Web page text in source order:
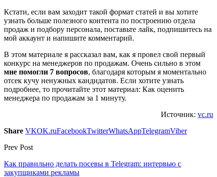
Кстати, если вам заходит такой формат статей и вы хотите
узнать больше полезного контента по построению отдела
продаж и подбору персонала, поставьте лайк, подпишитесь на
мой аккаунт и напишите комментарий.
В этом материале я рассказал вам, как я провел свой первый
конкурс на менеджеров по продажам. Очень сильно в этом
мне помогли 7 вопросов, благодаря которым я моментально
отсек кучу ненужных кандидатов. Если хотите узнать
подробнее, то прочитайте этот материал: Как оценить
менеджера по продажам за 1 минуту.
Источник: vc.ru
Share VKOK.ruFacebookTwitterWhatsAppTelegramViber
Prev Post
Как правильно делать посевы в Telegram: интервью с
закупщиками рекламы